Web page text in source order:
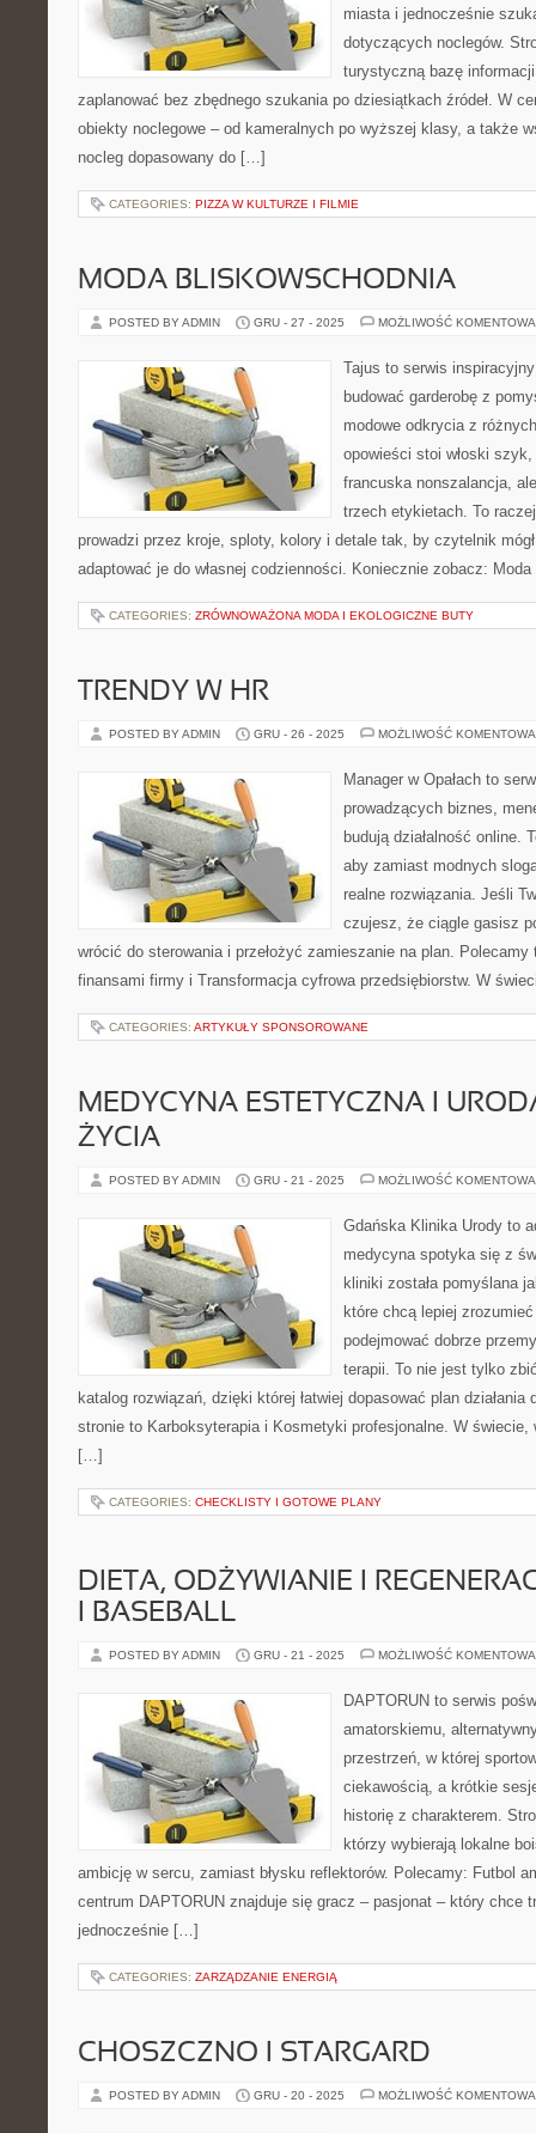
miasta i jednocześnie
dotyczących noclegów.
turystyczną bazę
zaplanować bez zbędnego szukania po dziesiątkach źródeł. W
obiekty noclegowe – od kameralnych po wyższej klasy, a także
nocleg dopasowany do […]
CATEGORIES: PIZZA W KULTURZE I FILMIE
MODA BLISKOWSCHODNIA
POSTED BY ADMIN GRU - 27 - 2025 MOŻLIWOŚĆ
Tajus to serwis
budować garderobę z
modowe odkrycia z
opowieści stoi włoski
francuska nonszalancja,
trzech etykietach. To
prowadzi przez kroje, sploty, kolory i detale tak, by czytelnik
adaptować je do własnej codzienności. Koniecznie zobacz:
CATEGORIES: ZRÓWNOWAŻONA MODA I EKOLOGICZNE BUTY
TRENDY W HR
POSTED BY ADMIN GRU - 26 - 2025 MOŻLIWOŚĆ
Manager w Opałach to
prowadzących biznes,
budują działalność online.
aby zamiast modnych
realne rozwiązania. Jeśli
czujesz, że ciągle gasisz
wrócić do sterowania i przełożyć zamieszanie na plan.
finansami firmy i Transformacja cyfrowa przedsiębiorstw. W
CATEGORIES: ARTYKUŁY SPONSOROWANE
MEDYCYNA ESTETYCZNA I
ŻYCIA
POSTED BY ADMIN GRU - 21 - 2025 MOŻLIWOŚĆ
Gdańska Klinika Urody to
medycyna spotyka się z
kliniki została pomyślana
które chcą lepiej
podejmować dobrze
terapii. To nie jest tylko
katalog rozwiązań, dzięki której łatwiej dopasować plan
stronie to Karboksyterapia i Kosmetyki profesjonalne. W
[…]
CATEGORIES: CHECKLISTY I GOTOWE PLANY
DIETA, ODŻYWIANIE I
I BASEBALL
POSTED BY ADMIN GRU - 21 - 2025 MOŻLIWOŚĆ
DAPTORUN to serwis
amatorskiemu,
przestrzeń, w której
ciekawością, a krótkie
historię z charakterem.
którzy wybierają lokalne
ambicję w sercu, zamiast błysku reflektorów. Polecamy: Futbol
centrum DAPTORUN znajduje się gracz – pasjonat – który chce
jednocześnie […]
CATEGORIES: ZARZĄDZANIE ENERGIĄ
CHOSZCZNO I STARGARD
POSTED BY ADMIN GRU - 20 - 2025 MOŻLIWOŚĆ